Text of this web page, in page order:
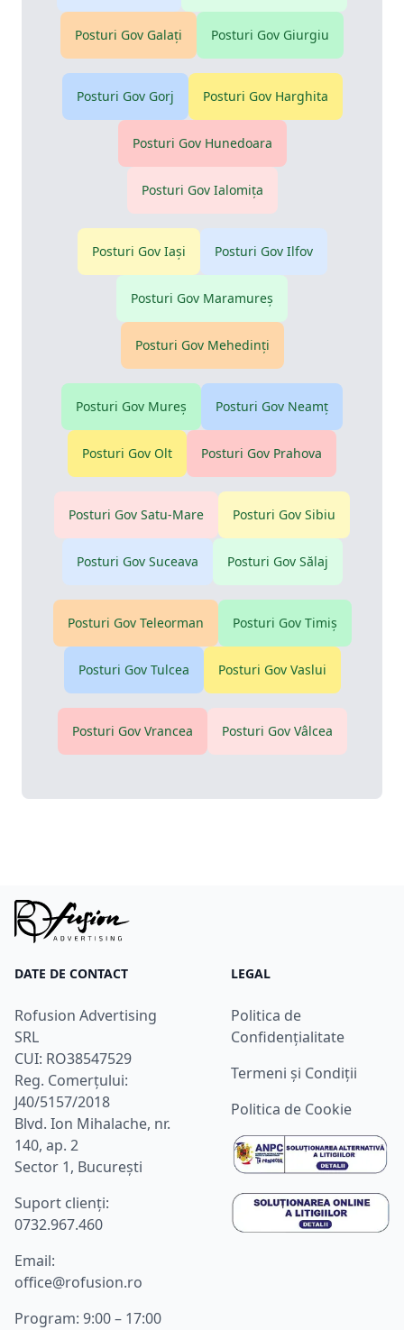
Posturi Gov Galaţi Posturi Gov Giurgiu
Posturi Gov Gorj Posturi Gov Harghita
Posturi Gov Hunedoara
Posturi Gov Ialomiţa
Posturi Gov Iaşi Posturi Gov Ilfov
Posturi Gov Maramureş
Posturi Gov Mehedinţi
Posturi Gov Mureş Posturi Gov Neamţ
Posturi Gov Olt Posturi Gov Prahova
Posturi Gov Satu-Mare Posturi Gov Sibiu
Posturi Gov Suceava Posturi Gov Sălaj
Posturi Gov Teleorman Posturi Gov Timiş
Posturi Gov Tulcea Posturi Gov Vaslui
Posturi Gov Vrancea Posturi Gov Vâlcea
DATE DE CONTACT
Rofusion Advertising
SRL
CUI: RO38547529
Reg. Comerțului:
J40/5157/2018
Blvd. Ion Mihalache, nr.
140, ap. 2
Sector 1, București
Suport clienţi:
0732.967.460
Email:
office@rofusion.ro
Program: 9:00 – 17:00
LEGAL
Politica de
Confidențialitate
Termeni și Condiții
Politica de Cookie